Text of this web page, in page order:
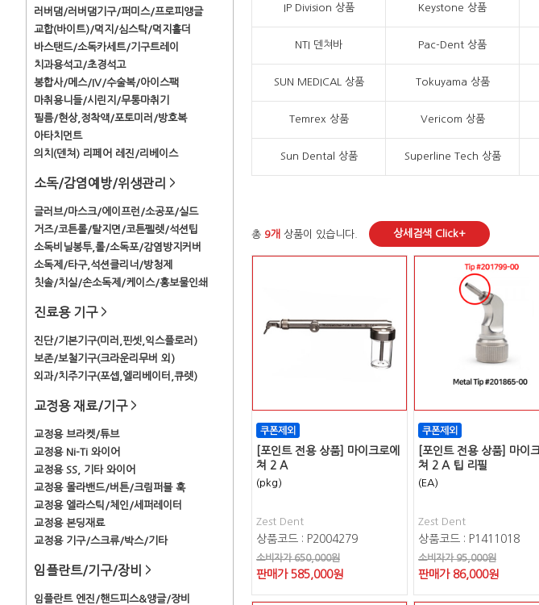
러버댐/러버댐기구/퍼미스/프로피앵글
교합(바이트)/먹지/심스탁/먹지홀더
바스탠드/소독카세트/기구트레이
치과용석고/초경석고
봉합사/메스/IV/수술복/아이스팩
마취용니들/시린지/무통마취기
필름/현상,정착액/포토미러/방호복
아타치먼트
의치(덴쳐) 리페어 레진/리베이스
소독/감염예방/위생관리 >
글러브/마스크/에이프런/소공포/실드
거즈/코튼롤/탈지면/코튼펠렛/석션팁
소독비닐봉투,롤/소독포/감염방지커버
소독제/타구,석션클리너/방청제
칫솔/치실/손소독제/케이스/홍보물인쇄
진료용 기구 >
진단/기본기구(미러,핀셋,익스플로러)
보존/보철기구(크라운리무버 외)
외과/치주기구(포셉,엘리베이터,큐렛)
교정용 재료/기구 >
교정용 브라켓/튜브
교정용 Ni-Ti 와이어
교정용 SS, 기타 와이어
교정용 몰라밴드/버튼/크림퍼블 훅
교정용 엘라스틱/체인/세퍼레이터
교정용 본딩재료
교정용 기구/스크류/박스/기타
임플란트/기구/장비 >
임플란트 엔진/핸드피스&앵글/장비
IP Division 상품 Keystone 상품
NTI 덴쳐바 Pac-Dent 상품
SUN MEDICAL 상품 Tokuyama 상품
Temrex 상품 Vericom 상품
Sun Dental 상품 Superline Tech 상품
총 9개 상품이 있습니다. 상세검색 Click+
[포인트 전용 상품] 마이크로에
쳐 2 A
(pkg)
Zest Dent
상품코드 : P2004279
소비자가 650,000원
판매가 585,000원
[포인트 전용 상품] 마이
쳐 2 A 팁 리필
(EA)
Zest Dent
상품코드 : P1411018
소비자가 95,000원
판매가 86,000원